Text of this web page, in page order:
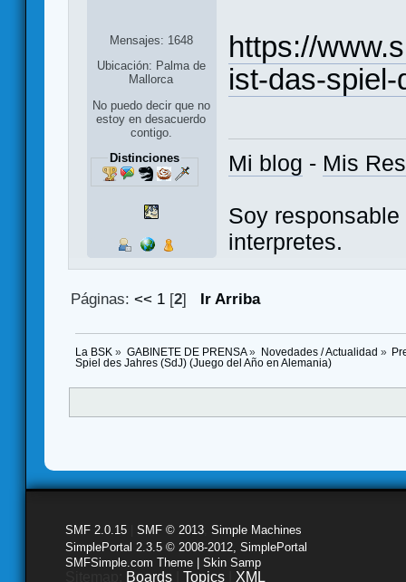
Mensajes: 1648
Ubicación: Palma de
Mallorca
No puedo decir que no
estoy en desacuerdo
contigo.
Distinciones
https://
ist-das-
Mi blog - Mis
Soy
interpretes.
Páginas:<< 1 [2] Ir Arriba
La BSK » GABINETE DE PRENSA» Novedades / Actualidad »
Spiel des Jahres (SdJ) (Juego del Año en Alemania)
SMF 2.0.15 SMF © 2013 Simple Machines
SimplePortal 2.3.5 © 2008-2012, SimplePortal
SMFSimple.com Theme | Skin Samp
Boards Topics XML